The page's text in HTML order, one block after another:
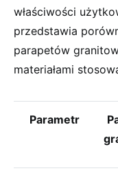
właściwości
przedstawia
parapetów
materiałami
Parametr